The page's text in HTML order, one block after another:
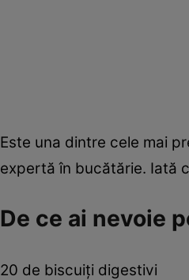
Este una dintre cele mai
expertă în bucătărie. Iată
De ce ai nevoie
20 de biscuiţi digestivi